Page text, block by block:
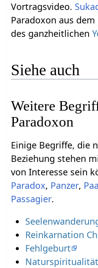
Vortragsvideo.
Paradoxon aus
des ganzheitlichen
Siehe auch
Weitere
Paradoxon
Einige Begriffe, die
Beziehung stehen
von Interesse sein
, ,
.
Reinkarnation
Fehlgeburt